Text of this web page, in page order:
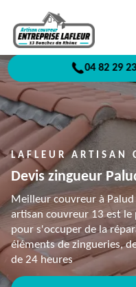
04 82 29
LAFLEUR ARTISAN
Devis zingueur
Meilleur couvreur à
artisan couvreur 13 est
pour s'occuper de la
éléments de zingueries,
de 24 heures